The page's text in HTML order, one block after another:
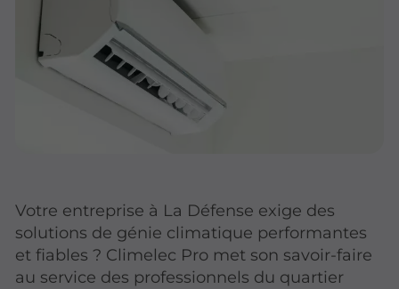
Votre entreprise à La Défense exige des
solutions de génie climatique performantes
et fiables ? Climelec Pro met son savoir-faire
au service des professionnels du quartier